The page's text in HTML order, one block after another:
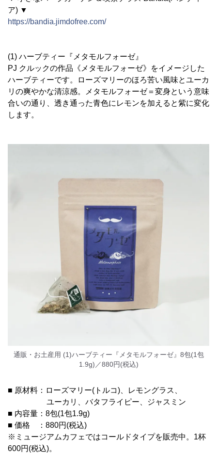
ア) ▼
https://bandia.jimdofree.com/
(1) ハーブティー『メタモルフォーゼ』
PJ クルックの作品《メタモルフォーゼ》をイメージした
ハーブティーです。ローズマリーのほろ苦い風味とユーカ
リの爽やかな清涼感。メタモルフォーゼ＝変身という意味
合いの通り、透き通った青色にレモンを加えると紫に変化
します。
通販・お土産用 (1)ハーブティー『メタモルフォーゼ』8包(1包
1.9g)／880円(税込)
■ 原材料：ローズマリー(トルコ)、レモングラス、
ユーカリ、バタフライピー、ジャスミン
■ 内容量：8包(1包1.9g)
■ 価格 ：880円(税込)
※ミュージアムカフェではコールドタイプを販売中。1杯
600円(税込)。